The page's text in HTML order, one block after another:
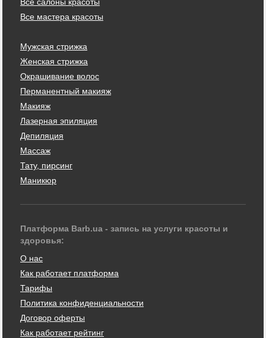
Все мастера красоты
Мужская стрижка
Женская стрижка
Окрашивание волос
Перманентный макияж
Макияж
Лазерная эпиляция
Депиляция
Массаж
Тату, пирсинг
Маникюр
Платформа Barb.ua - запись на услуги красоты и
здоровья:
О нас
Как работает платформа
Тарифы
Политика конфиденциальности
Договор оферты
Как работает рейтинг